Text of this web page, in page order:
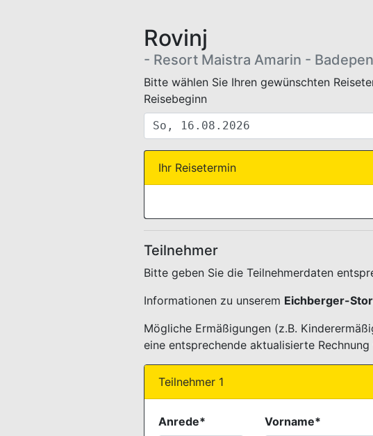
Rovinj
- Resort Maistra Amarin -
Bitte wählen Sie Ihren gewünschten
Reisebeginn
Ihr Reisetermin
Teilnehmer
Bitte geben Sie die Teilnehmerdaten
Informationen zu unserem Eichberger-
Mögliche Ermäßigungen (z.B.
eine entsprechende aktualisierte
Teilnehmer 1
Anrede* Vorname*